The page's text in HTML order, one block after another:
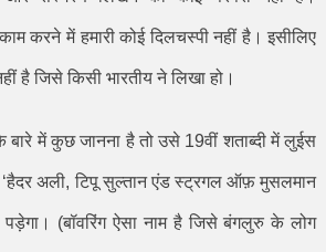
करने में हमारी कोई दिलचस्पी नहीं है। इसीलिए
है जिसे किसी भारतीय ने लिखा हो।
बारे में कुछ जानना है तो उसे 19वीं शताब्दी में लुईस
‘हैदर अली, टिपू सुल्तान एंड स्ट्रगल ऑफ़ मुसलमान
पड़ेगा। (बॉवरिंग ऐसा नाम है जिसे बंगलुरु के लोग